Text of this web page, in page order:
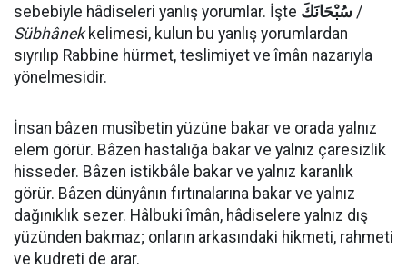
sebebiyle hâdiseleri yanlış yorumlar. İşte سُبْحَانَكَ /
Sübhânekkelimesi, kulun bu yanlış yorumlardan
sıyrılıp Rabbine hürmet, teslimiyet ve îmân nazarıyla
yönelmesidir.
İnsan bâzen musîbetin yüzüne bakar ve orada yalnız
elem görür. Bâzen hastalığa bakar ve yalnız çaresizlik
hisseder. Bâzen istikbâle bakar ve yalnız karanlık
görür. Bâzen dünyânın fırtınalarına bakar ve yalnız
dağınıklık sezer. Hâlbuki îmân, hâdiselere yalnız dış
yüzünden bakmaz; onların arkasındaki hikmeti, rahmeti
ve kudreti de arar.